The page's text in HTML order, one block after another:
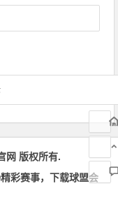
网 版权所有.
彩赛事，下载球盟会